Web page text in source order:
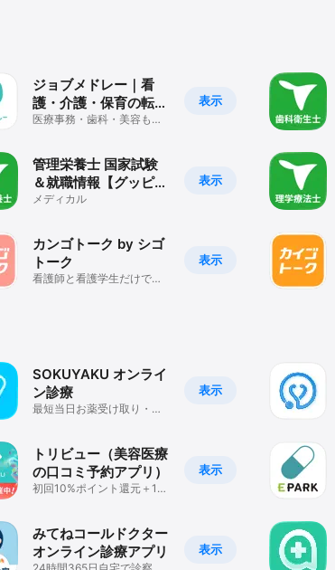
表示
ジョブメドレー｜看
護・介護・保育の転職
アプリ
医療事務・歯科・美容も無
表示
管理栄養士 国家試験
＆就職情報【グッピ
ー】
メディカル
表示
カンゴトーク by シゴ
トーク
看護師と看護学生だけで相
表示
SOKUYAKU オンライ
ン診療
最短当日お薬受け取り・保
表示
トリビュー（美容医療
の口コミ予約アプリ）
初回10%ポイント還元＋15
表示
みてねコールドクター
オンライン診療アプリ